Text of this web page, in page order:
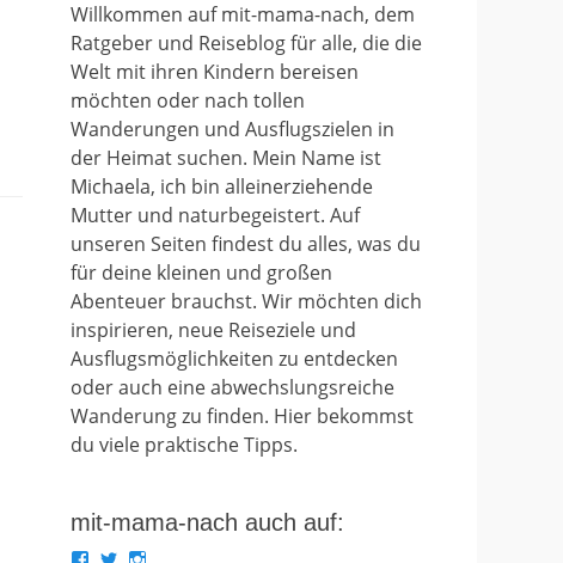
Willkommen auf mit-mama-nach, dem
Ratgeber und Reiseblog für alle, die die
Welt mit ihren Kindern bereisen
möchten oder nach tollen
Wanderungen und Ausflugszielen in
der Heimat suchen. Mein Name ist
Michaela, ich bin alleinerziehende
Mutter und naturbegeistert. Auf
unseren Seiten findest du alles, was du
für deine kleinen und großen
Abenteuer brauchst. Wir möchten dich
inspirieren, neue Reiseziele und
Ausflugsmöglichkeiten zu entdecken
oder auch eine abwechslungsreiche
Wanderung zu finden. Hier bekommst
du viele praktische Tipps.
mit-mama-nach auch auf:
ProfilProfil